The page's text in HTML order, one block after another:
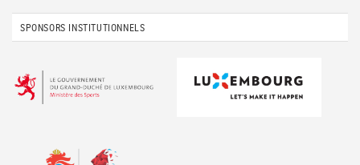
SPONSORS INSTITUTIONNELS